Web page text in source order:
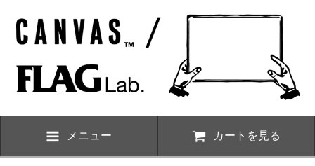
メニュー カートを見る